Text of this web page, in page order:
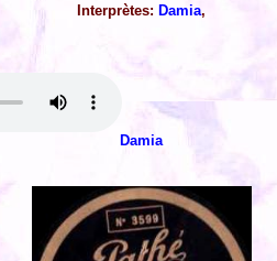
Interprètes:Damia,
Damia